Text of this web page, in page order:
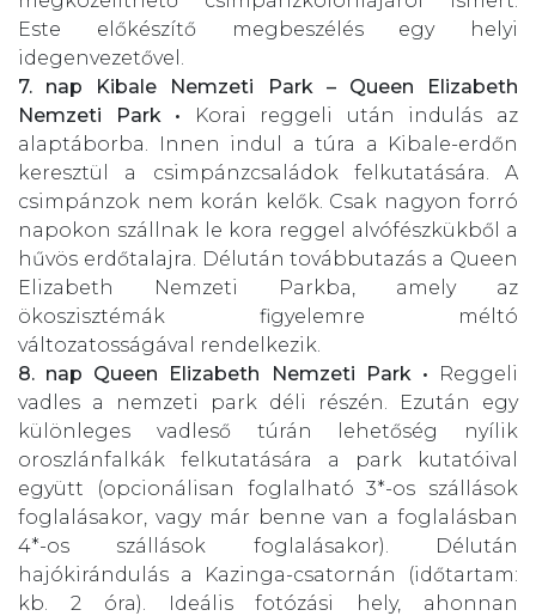
Este előkészítő megbeszélés egy helyi
idegenvezetővel.
7. nap
Kibale Nemzeti Park – Queen Elizabeth
Nemzeti Park •
Korai reggeli után indulás az
alaptáborba. Innen indul a túra a Kibale-erdőn
keresztül a csimpánzcsaládok felkutatására. A
csimpánzok nem korán kelők. Csak nagyon forró
napokon szállnak le kora reggel alvófészkükből a
hűvös erdőtalajra. Délután továbbutazás a Queen
Elizabeth Nemzeti Parkba, amely az
ökoszisztémák figyelemre méltó
változatosságával rendelkezik.
8. nap Queen Elizabeth Nemzeti Park •
Reggeli
vadles a nemzeti park déli részén. Ezután egy
különleges vadleső túrán lehetőség nyílik
oroszlánfalkák felkutatására a park kutatóival
együtt (opcionálisan foglalható 3*-os szállások
foglalásakor, vagy már benne van a foglalásban
4*-os szállások foglalásakor). Délután
hajókirándulás a Kazinga-csatornán (időtartam:
kb. 2 óra). Ideális fotózási hely, ahonnan